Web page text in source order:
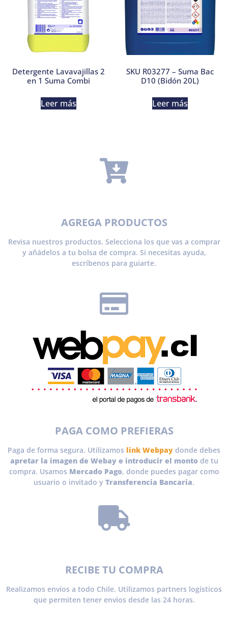
Detergente Lavavajillas 2
en 1 Suma Combi
Leer más
SKU R03277 – Suma Bac
D10 (Bidón 20L)
Leer más
AGREGA PRODUCTOS
Revisa nuestros productos. Selecciona los que vas a comprar
y añádelos a tu bolsa de compra. Si necesitas ayuda,
escríbenos para guiarte.
PAGA COMO PREFIERAS
Paga de forma segura. Utilizamos link Webpay donde debes
apretar la imagen de Webay e introducir el montode tu
compra. Usamos Mercado Pago, donde puedes pagar como
usuario o invitado y Transferencia Bancaria.
RECIBE TU COMPRA
Realizamos envíos a todo Chile. Utilizamos partners logísticos
que permiten tener envíos desde las 24 horas.